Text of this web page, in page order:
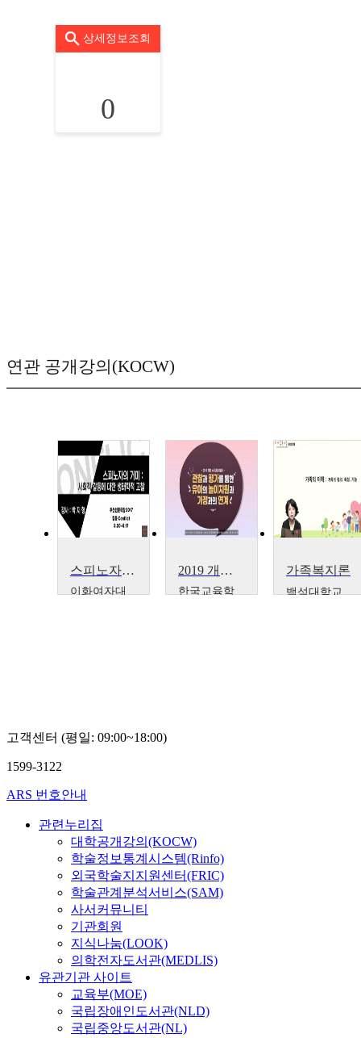
상세정보조회
0
연관 공개강의(KOCW)
스피노자의 거미- 사회적 갈등에 대한 생태학적 고찰
이화여자대
2019 개정 누리과정(심화) – 관찰과 평가를 통한 유아의 놀이지원과 가정과의 연계
한국교육학
가족복지론
백석대학교
고객센터 (평일: 09:00~18:00)
1599-3122
ARS 번호안내
관련누리집
대학공개강의(KOCW)
학술정보통계시스템(Rinfo)
외국학술지지원센터(FRIC)
학술관계분석서비스(SAM)
사서커뮤니티
기관회원
지식나눔(LOOK)
의학전자도서관(MEDLIS)
유관기관 사이트
교육부(MOE)
국립장애인도서관(NLD)
국립중앙도서관(NL)